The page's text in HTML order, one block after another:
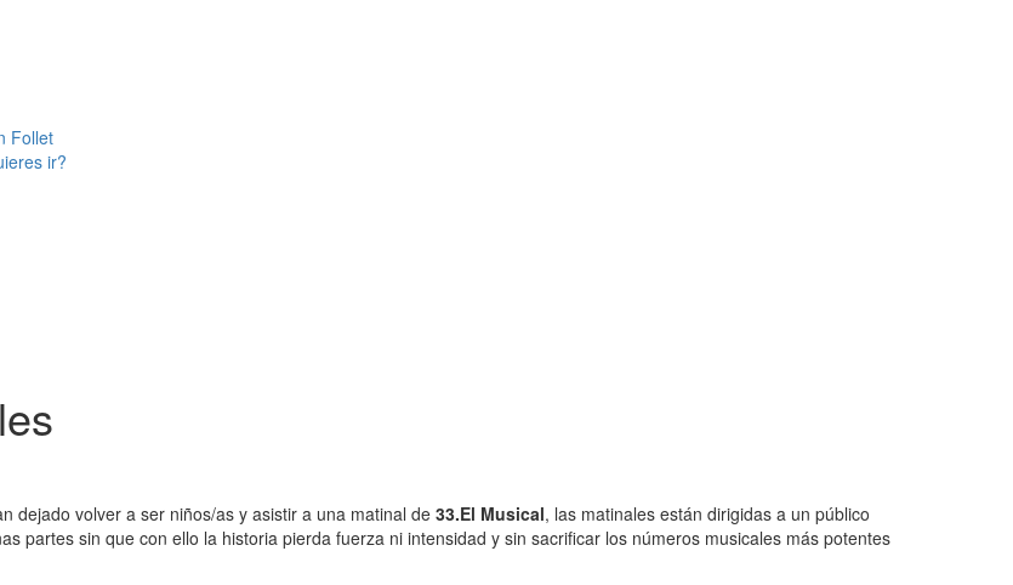
Follet
ir?
dejado volver a ser niños/as y asistir a una matinal de 33.El Musical, las matinales están dirigidas a un público
partes sin que con ello la historia pierda fuerza ni intensidad y sin sacrificar los números musicales más potentes